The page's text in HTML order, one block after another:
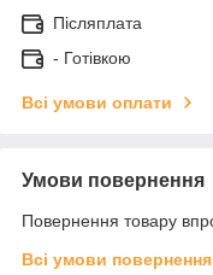
Післяплата
- Готівкою
Всі умови оплати
Умови повернення
Повернення товару
Всі умови повернення